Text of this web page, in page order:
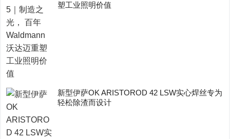
塑工业照明价值
新型伊萨OK ARISTOROD 42 LSW实心焊丝专为
轻松除渣而设计